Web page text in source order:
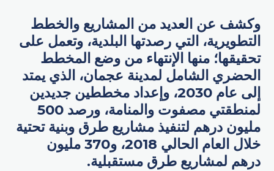
وكشف عن العديد من المشاريع والخطط
التطويرية، التي رصدتها البلدية، وتعمل على
تحقيقها؛ منها الإنتهاء من وضع المخطط
الحضري الشامل لمدينة عجمان، الذي يمتد
إلى عام 2030، وإعداد مخططين جديدين
لمنطقتي مصفوت والمنامة، ورصد 500
مليون درهم لتنفيذ مشاريع طرق وبنية تحتية
خلال العام الحالي 2018، و370 مليون
درهم لمشاريع طرق مستقبلية.